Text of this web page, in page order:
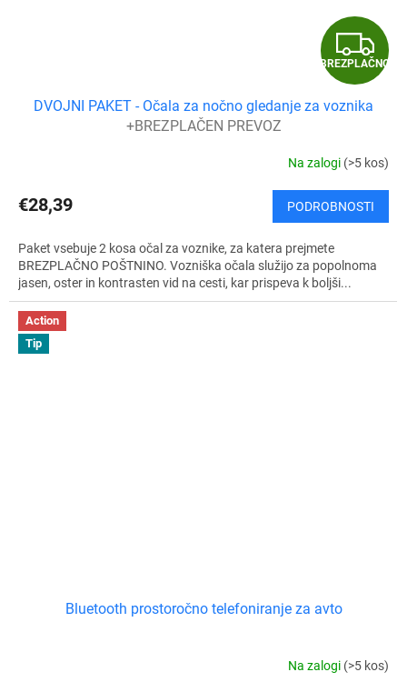
B
R
Z
P
L
A
Č
BREZPLAČNO
DVOJNI PAKET - Očala za nočno gledanje za voznika
+BREZPLAČEN PREVOZ
Na zalogi (>5 kos)
€28,39 PODROBNOSTI
Paket vsebuje 2 kosa očal za voznike, za katera prejmete
BREZPLAČNO POŠTNINO. Vozniška očala služijo za popolnoma
jasen, oster in kontrasten vid na cesti, kar prispeva k boljši...
Action
Tip
Bluetooth prostoročno telefoniranje za avto
Na zalogi (>5 kos)